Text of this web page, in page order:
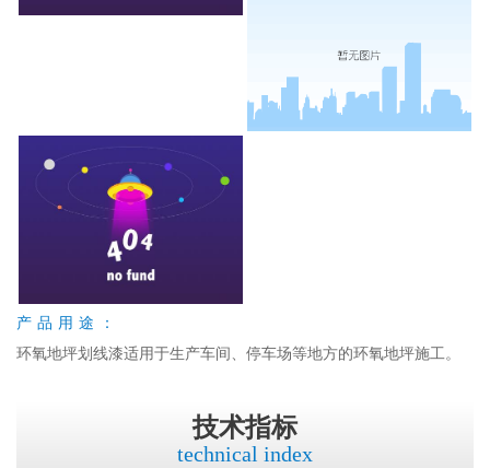
产品用途：
环氧地坪划线漆适用于生产车间、停车场等地方的环氧地坪施工。
技术指标
technical index